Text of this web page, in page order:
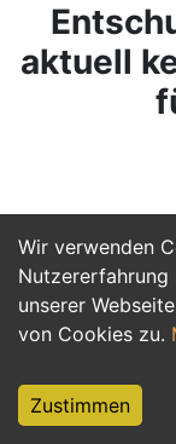
Wir verwenden
Nutzererfahrung
unserer
von Cookies zu.
Zustimmen
aktuell